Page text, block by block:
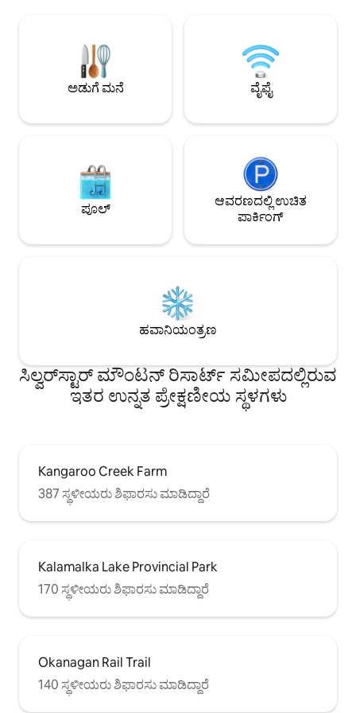
ನೋಟವಿರುವ ಪರ್ವತದ ಮೇಲೆ ನಮಗೆ ಅದ್ಭುತ
ಸ್ಥಳವಿದೆ. ಹೇಳುವುದೇ ಬೇಕಿಲ್ಲ, ನಮ್ಮಲ್ಲಿ ಹಾಟ್ ಟಬ್
ಇದೆ. ನಿಮ್ಮೊಂದಿಗೆ ಹಂಚಿಕೊಳ್ಳಲು ಇಂತಹ ಅದ್ಭುತ
ಸ್ಥಳವನ್ನು ಹೊಂದಿರುವುದಕ್ಕಾಗಿ ನಾವು ತುಂಬಾ
ನಿರ್ವಹಣೆ.
ಸ್ಟಾರ್‌ಲೈಟ್
ಅಥವಾ ಏಕವ್ಯಕ್ತಿ
ಟ್ರೇಲ್‌ಗಳು,
ಅಂತ್ಯವಿಲ್ಲದ
ಅಡುಗೆ ಮನೆ ವೈಫೈ
ಪೂಲ್
ಆವರಣದಲ್ಲಿ ಉಚಿತ
ಪಾರ್ಕಿಂಗ್
ಹವಾನಿಯಂತ್ರಣ
ಸಿಲ್ವರ್‌ಸ್ಟಾರ್ ಮೌಂಟನ್ ರಿಸಾರ್ಟ್ ಸಮೀಪದಲ್ಲಿರುವ
ಇತರ ಉನ್ನತ ಪ್ರೇಕ್ಷಣೀಯ ಸ್ಥಳಗಳು
Kangaroo Creek Farm
387 ಸ್ಥಳೀಯರು ಶಿಫಾರಸು ಮಾಡಿದ್ದಾರೆ
Kalamalka Lake Provincial Park
170 ಸ್ಥಳೀಯರು ಶಿಫಾರಸು ಮಾಡಿದ್ದಾರೆ
Okanagan Rail Trail
140 ಸ್ಥಳೀಯರು ಶಿಫಾರಸು ಮಾಡಿದ್ದಾರೆ